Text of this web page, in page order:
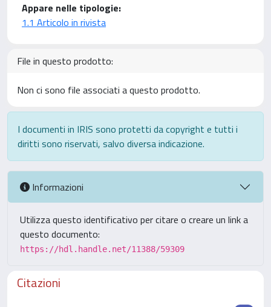
Appare nelle tipologie:
1.1 Articolo in rivista
File in questo prodotto:
Non ci sono file associati a questo prodotto.
I documenti in IRIS sono protetti da copyright e tutti i
diritti sono riservati, salvo diversa indicazione.
Informazioni
Utilizza questo identificativo per citare o creare un link a
questo documento:
https://hdl.handle.net/11388/59309
Citazioni